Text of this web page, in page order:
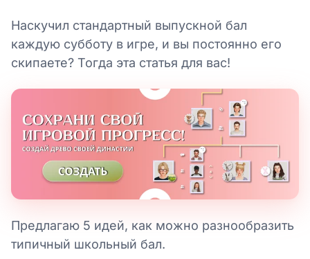
Наскучил стандартный выпускной бал
каждую субботу в игре, и вы постоянно его
скипаете? Тогда эта статья для вас!
Предлагаю 5 идей, как можно разнообразить
типичный школьный бал.